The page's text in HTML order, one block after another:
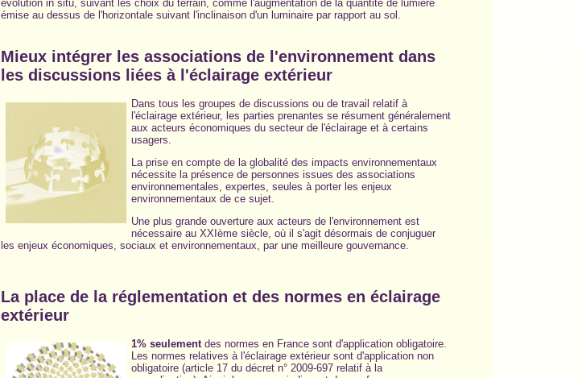
évolution in situ, suivant les choix du terrain, comme l'augmentation de la quantité de lumière
émise au dessus de l'horizontale suivant l'inclinaison d'un luminaire par rapport au sol.
Mieux intégrer les associations de l'environnement dans
les discussions liées à l'éclairage extérieur
Dans tous les groupes de discussions ou de travail relatif à
l'éclairage extérieur, les parties prenantes se résument généralement
aux acteurs économiques du secteur de l'éclairage et à certains
usagers.
La prise en compte de la globalité des impacts environnementaux
nécessite la présence de personnes issues des associations
environnementales, expertes, seules à porter les enjeux
environnementaux de ce sujet.
Une plus grande ouverture aux acteurs de l'environnement est
nécessaire au XXIème siècle, où il s'agit désormais de conjuguer
les enjeux économiques, sociaux et environnementaux, par une meilleure gouvernance.
La place de la réglementation et des normes en éclairage
extérieur
1% seulementdes normes en France sont d'application obligatoire.
Les normes relatives à l'éclairage extérieur sont d'application non
obligatoire (article 17 du décret n° 2009-697 relatif à la